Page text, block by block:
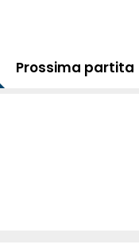
Prossima partita